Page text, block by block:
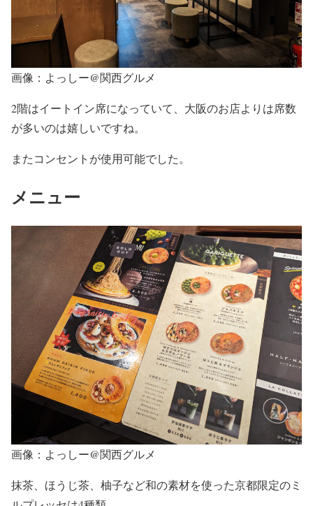
画像：よっしー@関西グルメ
2階はイートイン席になっていて、大阪のお店よりは席数
が多いのは嬉しいですね。
またコンセントが使用可能でした。
メニュー
画像：よっしー@関西グルメ
抹茶、ほうじ茶、柚子など和の素材を使った京都限定のミ